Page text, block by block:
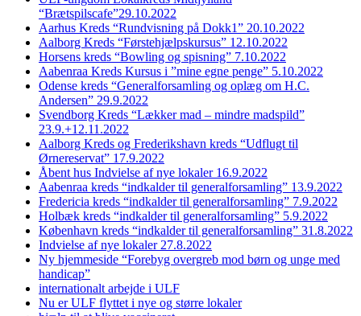
“Brætspilscafe”29.10.2022
Aarhus Kreds “Rundvisning på Dokk1” 20.10.2022
Aalborg Kreds “Førstehjælpskursus” 12.10.2022
Horsens kreds “Bowling og spisning” 7.10.2022
Aabenraa Kreds Kursus i ”mine egne penge” 5.10.2022
Odense kreds “Generalforsamling og oplæg om H.C.
Andersen” 29.9.2022
Svendborg Kreds “Lækker mad – mindre madspild”
23.9.+12.11.2022
Aalborg Kreds og Frederikshavn kreds “Udflugt til
Ørnereservat” 17.9.2022
Åbent hus Indvielse af nye lokaler 16.9.2022
Aabenraa kreds “indkalder til generalforsamling” 13.9.2022
Fredericia kreds “indkalder til generalforsamling” 7.9.2022
Holbæk kreds “indkalder til generalforsamling” 5.9.2022
København kreds “indkalder til generalforsamling” 31.8.2022
Indvielse af nye lokaler 27.8.2022
Ny hjemmeside “Forebyg overgreb mod børn og unge med
handicap”
internationalt arbejde i ULF
Nu er ULF flyttet i nye og større lokaler